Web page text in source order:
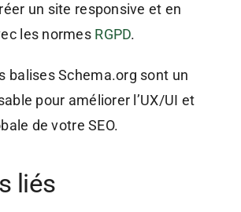
un site responsive et en
les normes RGPD.
balises Schema.org sont un
pour améliorer l’UX/UI et
de votre SEO.
liés